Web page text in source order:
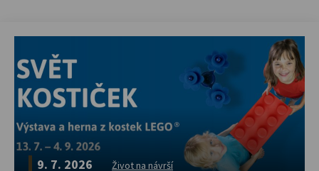
9. 7. 2026 Život na návrší